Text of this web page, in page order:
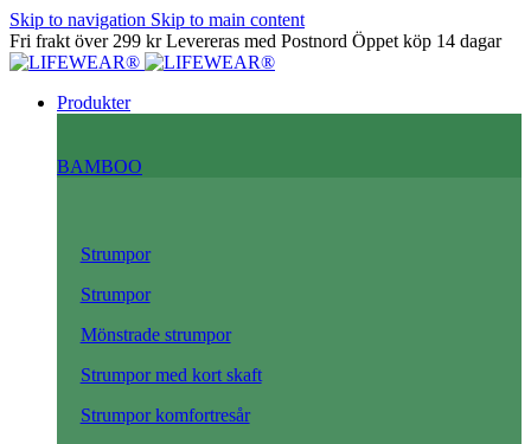
Skip to navigation Skip to main content
Fri frakt över 299 krLevereras med Postnord Öppet köp 14 dagar
Produkter
BAMBOO
Strumpor
Strumpor
Mönstrade strumpor
Strumpor med kort skaft
Strumpor komfortresår